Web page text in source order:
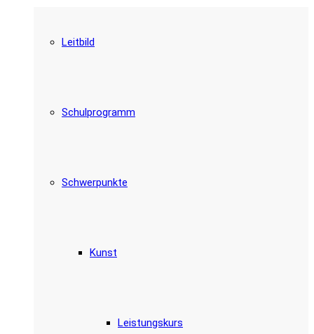
Leitbild
Schulprogramm
Schwerpunkte
Kunst
Leistungskurs